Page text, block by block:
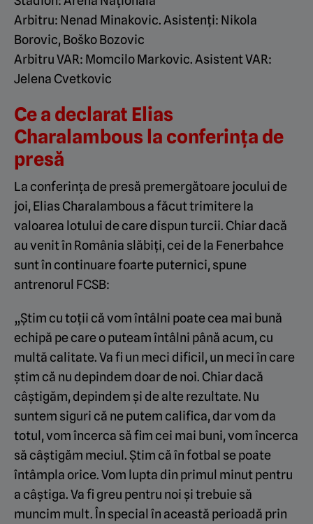
Arbitru: Nenad Minakovic. Asistenți: Nikola
Borovic, Boško Bozovic
Arbitru VAR: Momcilo Markovic. Asistent VAR:
Jelena Cvetkovic
Ce a declarat Elias
Charalambous la conferința de
presă
La conferința de presă premergătoare jocului de
joi, Elias Charalambous a făcut trimitere la
valoarea lotului de care dispun turcii. Chiar dacă
au venit în România slăbiți, cei de la Fenerbahce
sunt în continuare foarte puternici, spune
antrenorul FCSB:
„Știm cu toții că vom întâlni poate cea mai bună
echipă pe care o puteam întâlni până acum, cu
multă calitate. Va fi un meci dificil, un meci în care
știm că nu depindem doar de noi. Chiar dacă
câștigăm, depindem și de alte rezultate. Nu
suntem siguri că ne putem califica, dar vom da
totul, vom încerca să fim cei mai buni, vom încerca
să câștigăm meciul. Știm că în fotbal se poate
întâmpla orice. Vom lupta din primul minut pentru
a câștiga. Va fi greu pentru noi și trebuie să
muncim mult. În special în această perioadă prin